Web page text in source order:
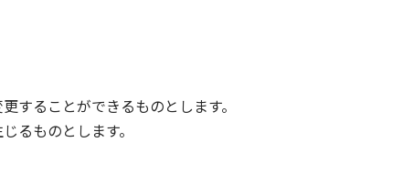
することができるものとします。
るものとします。